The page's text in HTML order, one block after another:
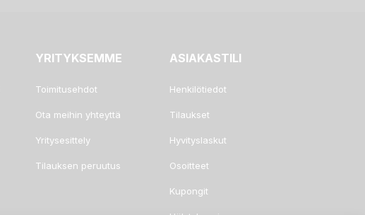
YRITYKSEMME
Toimitusehdot
Ota meihin yhteyttä
Yritysesittely
Tilauksen peruutus
ASIAKASTILI
Henkilötiedot
Tilaukset
Hyvityslaskut
Osoitteet
Kupongit